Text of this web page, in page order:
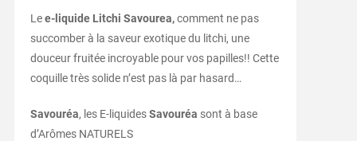
Lee-liquide Litchi Savourea,comment ne pas
succomber à la saveur exotique du litchi, une
douceur fruitée incroyable pour vos papilles!! Cette
coquille très solide n’est pas là par hasard…
Savouréa, les E-liquidesSavouréa sont à base
d’Arômes NATURELS